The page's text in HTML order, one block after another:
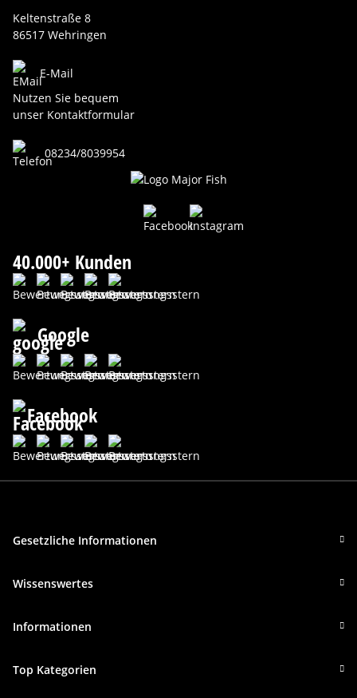
Keltenstraße 8
86517 Wehringen
E-Mail
Nutzen Sie bequem
unser Kontaktformular
08234/8039954
40.000+ Kunden
Google
Facebook
Gesetzliche Informationen
Wissenswertes
Informationen
Top Kategorien